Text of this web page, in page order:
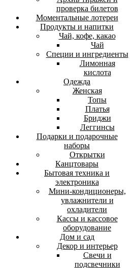
проверка билетов
Моментальные лотереи
Продукты и напитки
Чай, кофе, какао
Чай
Специи и ингредиенты
Лимонная
кислота
Одежда
Женская
Топы
Платья
Бриджи
Леггинсы
Подарки и подарочные
наборы
Открытки
Канцтовары
Бытовая техника и
электроника
Мини-кондиционеры,
увлажнители и
охладители
Кассы и кассовое
оборудование
Дом и сад
Декор и интерьер
Свечи и
подсвечники